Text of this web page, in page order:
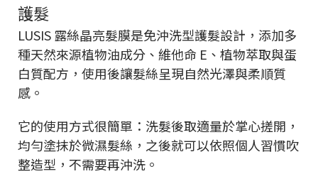
護髮
LUSIS 露絲晶亮髮膜是免沖洗型護髮設計，添加多
種天然來源植物油成分、維他命 E、植物萃取與蛋
白質配方，使用後讓髮絲呈現自然光澤與柔順質
感。
它的使用方式很簡單：洗髮後取適量於掌心搓開，
均勻塗抹於微濕髮絲，之後就可以依照個人習慣吹
整造型，不需要再沖洗。